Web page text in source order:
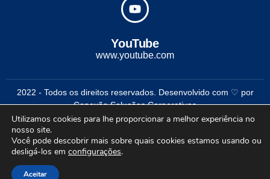
YouTube
www.youtube.com
2022 - Todos os direitos reservados. Desenvolvido com ♡ por
Conexão Soluções Corporativas
Utilizamos cookies para lhe proporcionar a melhor experiência no
nosso site.
Você pode descobrir mais sobre quais cookies estamos usando ou
desligá-los em configurações.
Aceitar